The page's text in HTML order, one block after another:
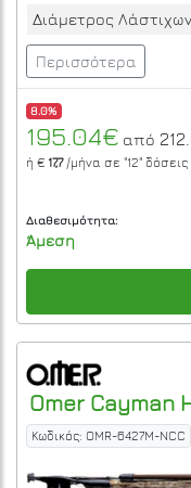
Διάμετρος
Περισσότερα
8.0%
195.04€ από
ή € 17,7/μήνα σε "12" δόσεις
Διαθεσιμότητα:
Άμεση
Omer Cayman
Κωδικός: OMR-6427M-NCC